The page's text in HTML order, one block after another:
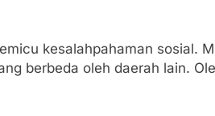
kesalahpahaman sosial.
berbeda oleh daerah lain.